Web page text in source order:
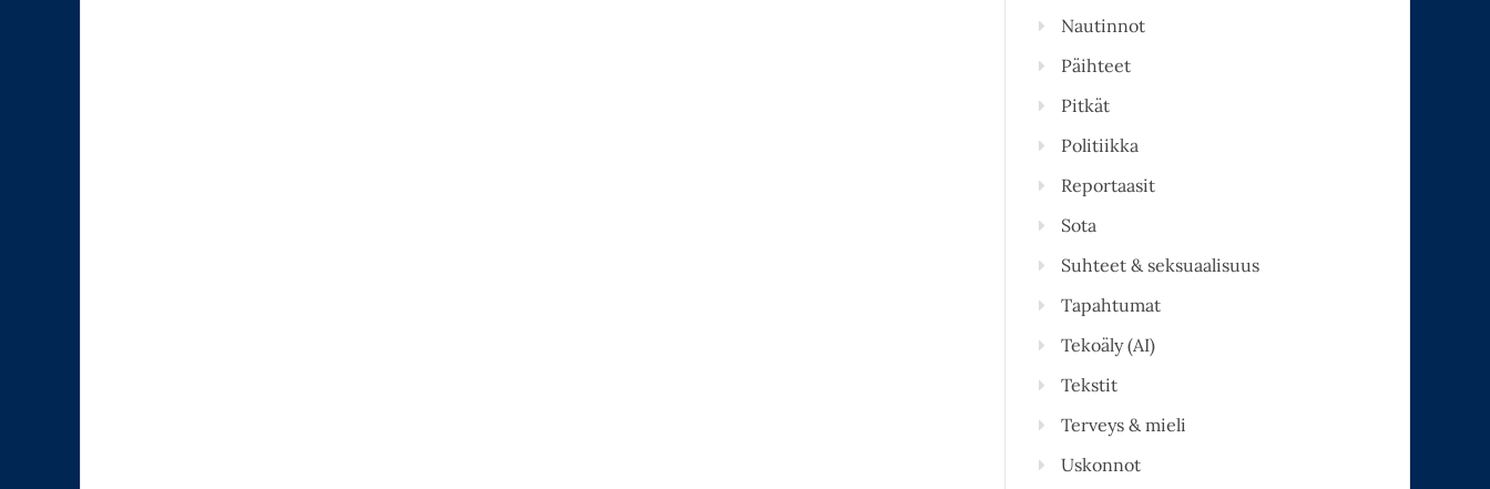
Nautinnot
Päihteet
Pitkät
Politiikka
Reportaasit
Sota
Suhteet & seksuaalisuus
Tapahtumat
Tekoäly (AI)
Tekstit
Terveys & mieli
Uskonnot